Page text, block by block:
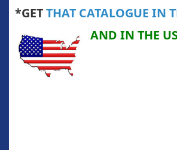
*GETTHAT CATALOGUE IN
AND IN THE